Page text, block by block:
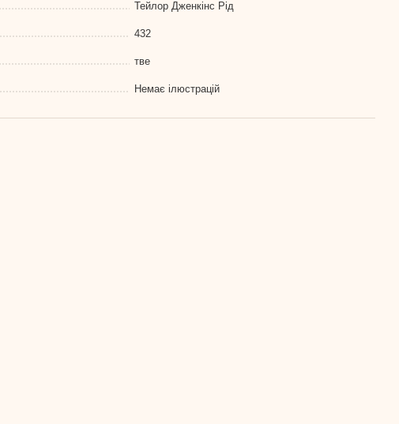
Тейлор Дженкінс Рід
432
тве
Немає ілюстрацій